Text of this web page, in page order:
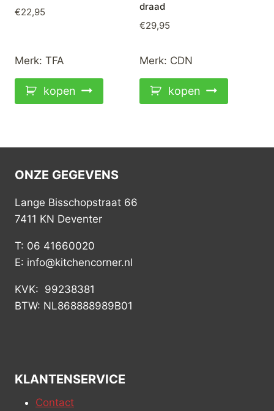
€22,95
Merk: TFA
kopen
draad
€29,95
Merk: CDN
kopen
ONZE GEGEVENS
Lange Bisschopstraat 66
7411 KN Deventer
T: 06 41660020
E: info@kitchencorner.nl
KVK: 99238381
BTW: NL868888989B01
KLANTENSERVICE
Contact